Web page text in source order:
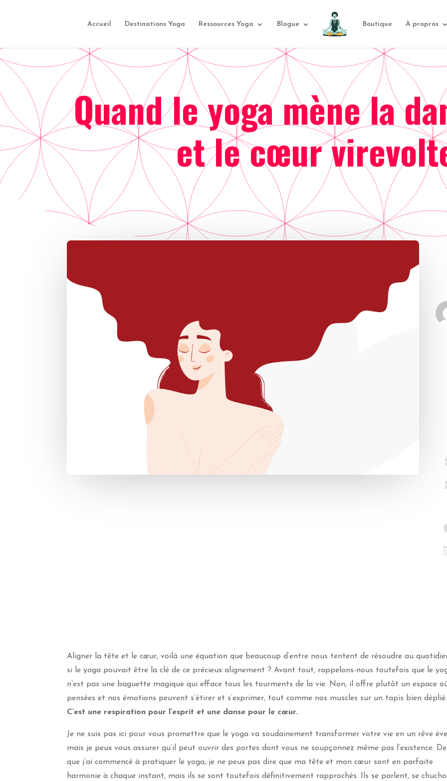
Accueil Destinations Yoga Ressources Yoga Blogue Boutique À propros
Quand le yoga mène la
et le cœur
Aligner la tête et le cœur, voilà une équation que beaucoup d’entre nous tentent de résoudre au
si le yoga pouvait être la clé de ce précieux alignement ? Avant tout, rappelons-nous toutefois que le
n’est pas une baguette magique qui efface tous les tourments de la vie. Non, il offre plutôt un espace
pensées et nos émotions peuvent s’étirer et s’exprimer, tout comme nos muscles sur un tapis bien déplié.
C’est une respiration pour l’esprit et une danse pour le cœur.
Je ne suis pas ici pour vous promettre que le yoga va soudainement transformer votre vie en un rêve
mais je peux vous assurer qu’il peut ouvrir des portes dont vous ne soupçonnez même pas l’existence.
que j’ai commencé à pratiquer le yoga, je ne peux pas dire que ma tête et mon cœur sont en parfaite
harmonie à chaque instant, mais ils se sont toutefois définitivement rapprochés. Ils se parlent, se